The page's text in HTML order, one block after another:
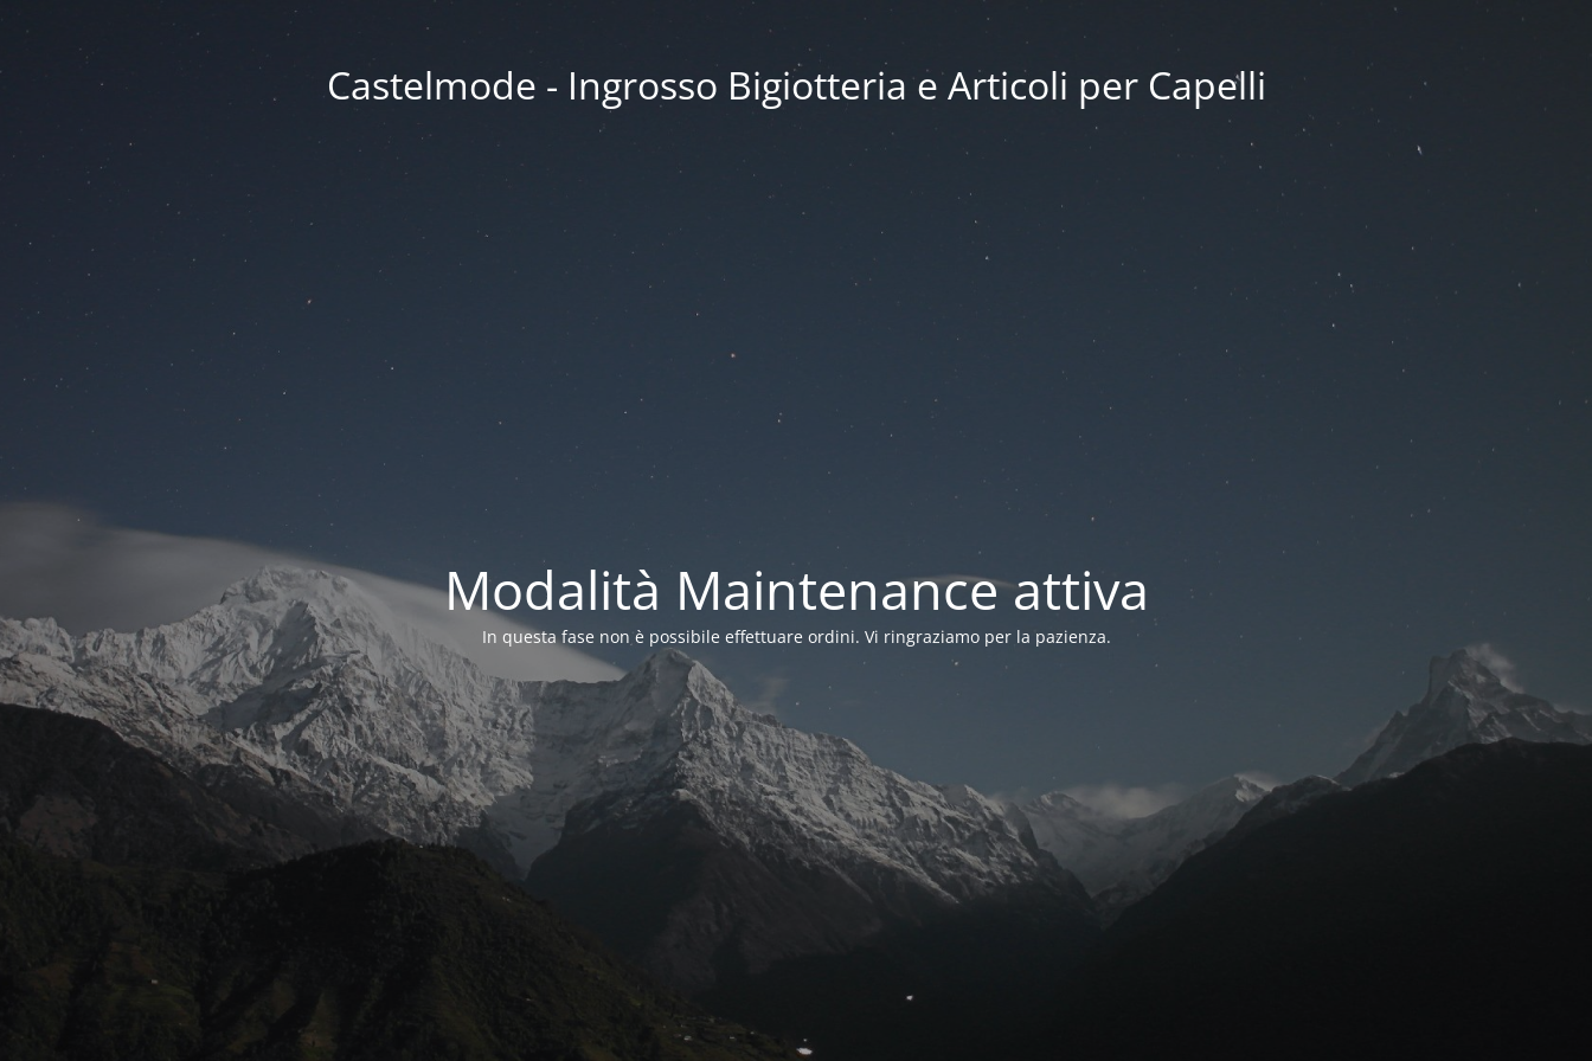
Castelmode - Ingrosso Bigiotteria e Articoli per Capelli
Modalità Maintenance attiva
In questa fase non è possibile effettuare ordini. Vi ringraziamo per la pazienza.